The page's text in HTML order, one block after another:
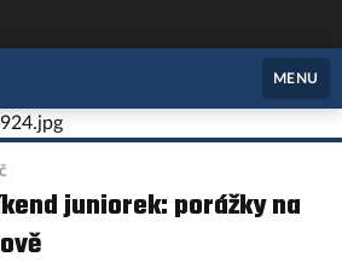
MENU
juniorek: porážky na